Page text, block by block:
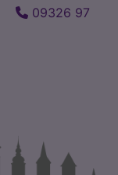
09326 97